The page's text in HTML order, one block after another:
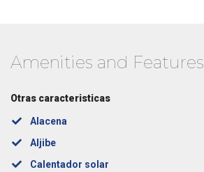
Amenities and Features
Otras caracteristicas
Alacena
Aljibe
Calentador solar